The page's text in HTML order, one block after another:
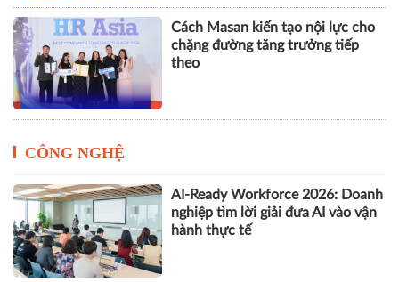
Cách Masan kiến tạo nội lực cho
chặng đường tăng trưởng tiếp
theo
CÔNG NGHỆ
AI-Ready Workforce 2026: Doanh
nghiệp tìm lời giải đưa AI vào vận
hành thực tế